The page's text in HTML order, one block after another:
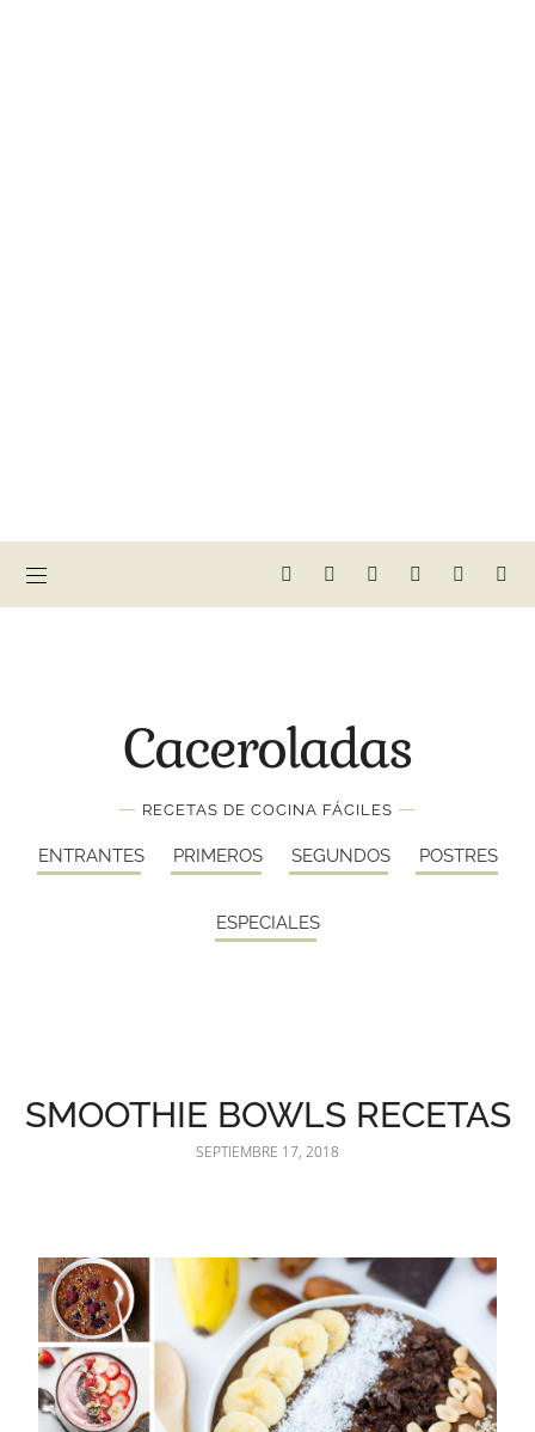
Caceroladas
— RECETAS DE COCINA FÁCILES —
ENTRANTES PRIMEROS SEGUNDOS POSTRES
ESPECIALES
SMOOTHIE BOWLS RECETAS
SEPTIEMBRE 17, 2018